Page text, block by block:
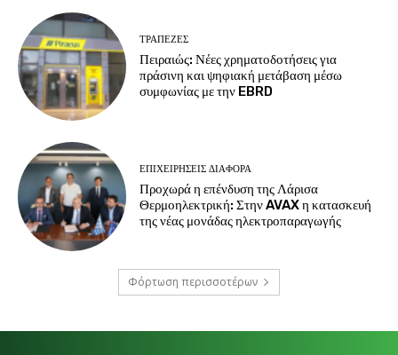
ΤΡΆΠΕΖΕΣ
Πειραιώς: Νέες χρηματοδοτήσεις για
πράσινη και ψηφιακή μετάβαση μέσω
συμφωνίας με την EBRD
ΕΠΙΧΕΙΡΉΣΕΙΣ ΔΙΆΦΟΡΑ
Προχωρά η επένδυση της Λάρισα
Θερμοηλεκτρική: Στην AVAX η κατασκευή
της νέας μονάδας ηλεκτροπαραγωγής
Φόρτωση περισσοτέρων